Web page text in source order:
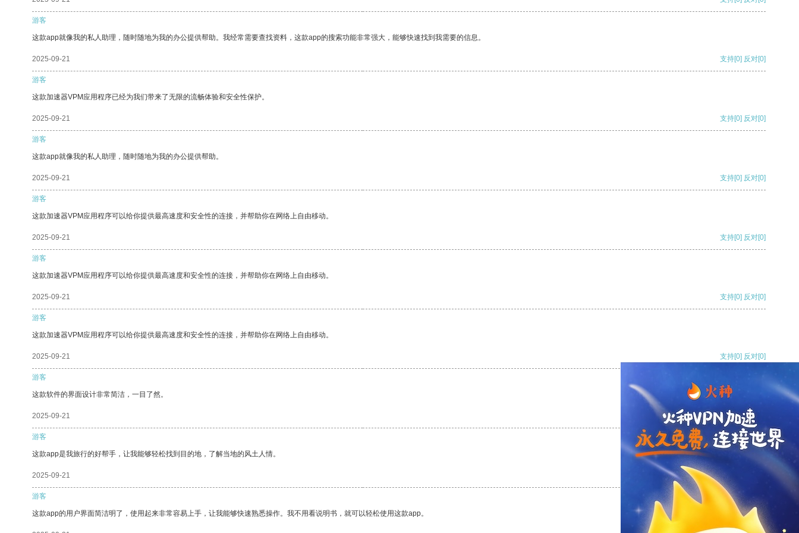
游客
这款app就像我的私人助理，随时随地为我的办公提供帮助。我经常需要查找资料，这款app的搜索功能非常强大，能够快速找到我需要的信息。
2025-09-21 支持[0] 反对[0]
游客
这款加速器VPM应用程序已经为我们带来了无限的流畅体验和安全性保护。
2025-09-21 支持[0] 反对[0]
游客
这款app就像我的私人助理，随时随地为我的办公提供帮助。
2025-09-21 支持[0] 反对[0]
游客
这款加速器VPM应用程序可以给你提供最高速度和安全性的连接，并帮助你在网络上自由移动。
2025-09-21 支持[0] 反对[0]
游客
这款加速器VPM应用程序可以给你提供最高速度和安全性的连接，并帮助你在网络上自由移动。
2025-09-21 支持[0] 反对[0]
游客
这款加速器VPM应用程序可以给你提供最高速度和安全性的连接，并帮助你在网络上自由移动。
2025-09-21 支持[0] 反对[0]
游客
这款软件的界面设计非常简洁，一目了然。
2025-09-21 支持[0] 反对
游客
这款app是我旅行的好帮手，让我能够轻松找到目的地，了解当地的风土人情。
2025-09-21 支持
游客
这款app的用户界面简洁明了，使用起来非常容易上手，让我能够快速熟悉操作。我不用看说明书，就可以轻松使用这款app。